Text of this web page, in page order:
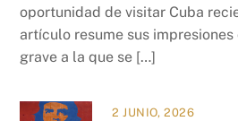
oportunidad de visitar Cuba
artículo resume sus
grave a la que se […]
2 JUNIO, 2026